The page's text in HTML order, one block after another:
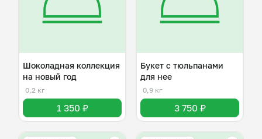
Шоколадная коллекция
на новый год
0,2 кг
1 350 ₽
Букет с тюльпанами
для нее
0,9 кг
3 750 ₽